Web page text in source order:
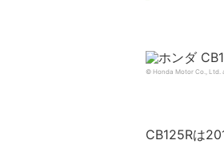
© Honda Motor Co., Ltd.
CB125Rは